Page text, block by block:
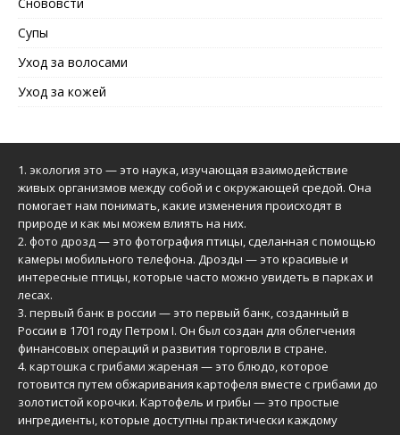
Супы
Уход за волосами
Уход за кожей
1. экология это — это наука, изучающая взаимодействие
живых организмов между собой и с окружающей средой. Она
помогает нам понимать, какие изменения происходят в
природе и как мы можем влиять на них.
2. фото дрозд— это фотография птицы, сделанная с помощью
камеры мобильного телефона. Дрозды — это красивые и
интересные птицы, которые часто можно увидеть в парках и
лесах.
3. первый банк в россии — это первый банк, созданный в
России в 1701 году Петром I. Он был создан для облегчения
финансовых операций и развития торговли в стране.
4. картошка с грибами жареная — это блюдо, которое
готовится путем обжаривания картофеля вместе с грибами до
золотистой корочки. Картофель и грибы — это простые
ингредиенты, которые доступны практически каждому